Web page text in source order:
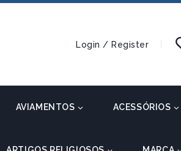
Login / Register
AVIAMENTOS ACESSÓRIOS